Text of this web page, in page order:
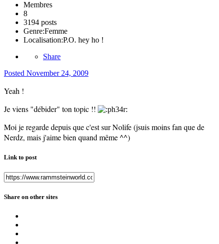
Membres
8
3194 posts
Genre:Femme
Localisation:P.O. hey ho !
Share
Posted November 24, 2009
Yeah !
Je viens "débider" ton topic !!
Moi je regarde depuis que c'est sur Nolife (jsuis moins fan que de
Nerdz, mais j'aime bien quand même ^^)
Link to post
Share on other sites